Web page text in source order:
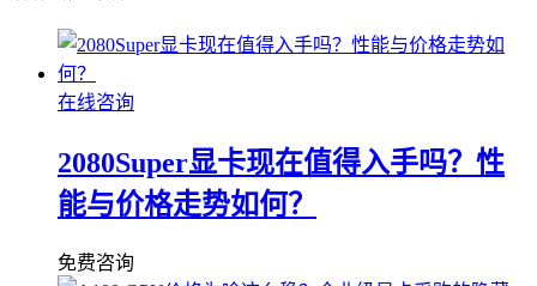
在线咨询
2080Super显卡现在值得入手吗？性
能与价格走势如何？
免费咨询